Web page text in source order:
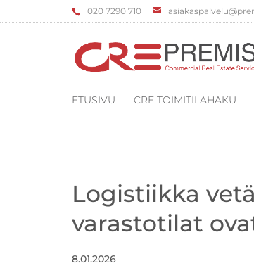
‌020 7290 710
ETUSIVU CRE TOIMITILAHAKU
Logistiikka
varastotilat
8.01.2026